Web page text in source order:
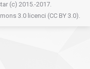
(c) 2015.-2017.
3.0 licenci (CC BY 3.0).